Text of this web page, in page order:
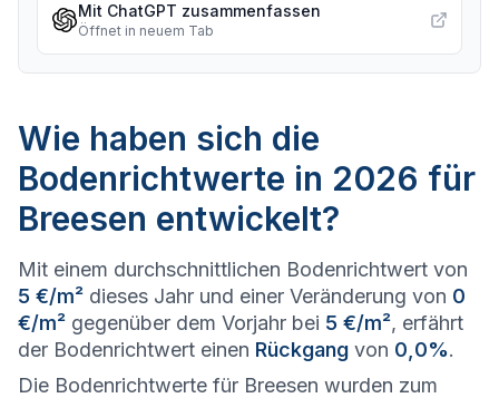
Mit ChatGPT zusammenfassen
Öffnet in neuem Tab
Wie haben sich die
Bodenrichtwerte in 2026 für
Breesen entwickelt?
Mit einem durchschnittlichen Bodenrichtwert von
5 €/m² dieses Jahr und einer Veränderung von 0
€/m² gegenüber dem Vorjahr bei 5 €/m², erfährt
der Bodenrichtwert einen Rückgang von 0,0%.
Die Bodenrichtwerte für Breesen wurden zum